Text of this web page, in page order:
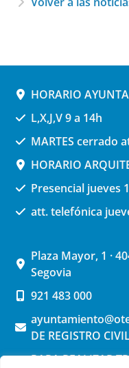
HORARIO
L,X,J,V 9 a 14h
MARTES cerrado
HORARIO
Presencial jueves
att. telefónica
Plaza Mayor, 1 ·
Segovia
921 483 000
DE REGISTRO
PARA REALIZAR